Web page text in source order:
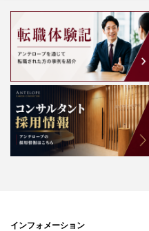
インフォメーション